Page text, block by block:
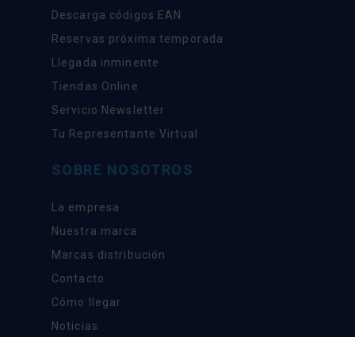
Descarga códigos EAN
Reservas próxima temporada
Llegada inminente
Tiendas Online
Servicio Newsletter
Tu Representante Virtual
SOBRE NOSOTROS
La empresa
Nuestra marca
Marcas distribución
Contacto
Cómo llegar
Noticias